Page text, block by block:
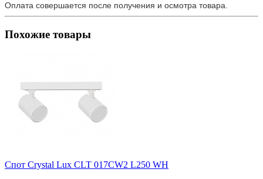
Оплата совершается после получения и осмотра товара.
Похожие товары
Спот Crystal Lux CLT 017CW2 L250 WH